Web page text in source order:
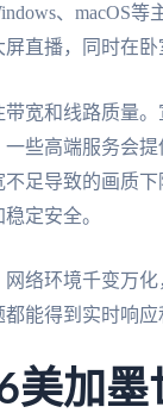
、macOS
直播，同时在
宽和线路质量
些高端服务会
足导致的画质
定安全。
络环境千变万
能得到实时响
美加墨